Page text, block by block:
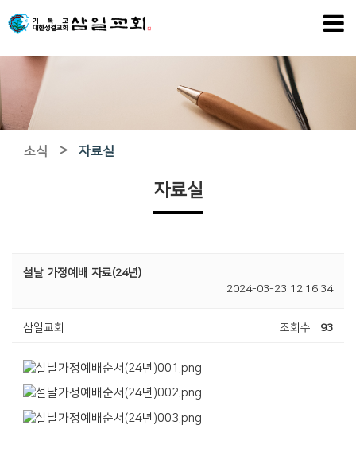
소식 > 자료실
자료실
설날 가정예배 자료(24년)
2024-03-23 12:16:34
삼일교회 조회수 93